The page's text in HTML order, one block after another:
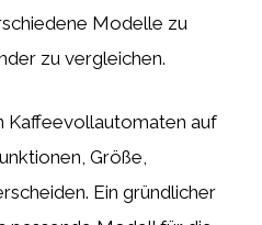
Modelle zu
zu vergleichen.
Kaffeevollautomaten auf
Größe,
Ein gründlicher